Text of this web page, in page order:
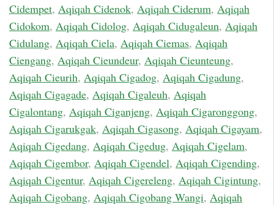
Cidempet, Aqiqah Cidenok, Aqiqah Ciderum, Aqiqah
Cidokom, Aqiqah Cidolog, Aqiqah Cidugaleun, Aqiqah
Cidulang, Aqiqah Ciela, Aqiqah Ciemas, Aqiqah
Ciengang, Aqiqah Cieundeur, Aqiqah Cieunteung,
Aqiqah Cieurih, Aqiqah Cigadog, Aqiqah Cigadung,
Aqiqah Cigagade, Aqiqah Cigaleuh, Aqiqah
Cigalontang, Aqiqah Ciganjeng, Aqiqah Cigaronggong,
Aqiqah Cigarukgak, Aqiqah Cigasong, Aqiqah Cigayam,
Aqiqah Cigedang, Aqiqah Cigedug, Aqiqah Cigelam,
Aqiqah Cigembor, Aqiqah Cigendel, Aqiqah Cigending,
Aqiqah Cigentur, Aqiqah Cigereleng, Aqiqah Cigintung,
Aqiqah Cigobang, Aqiqah Cigobang Wangi, Aqiqah